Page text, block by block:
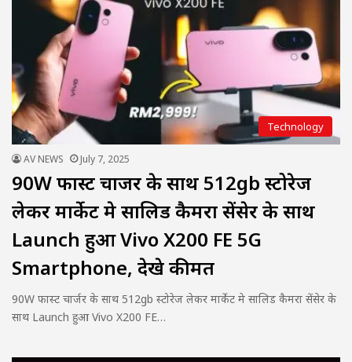
Technology
AV NEWS July 7, 2025
90W फास्ट चार्जर के साथ 512gb स्टोरेज
लेकर मार्केट मे सालिड कैमरा सेंसेर के साथ
Launch हुआ Vivo X200 FE 5G
Smartphone, देखे कीमत
90W फास्ट चार्जर के साथ 512gb स्टोरेज लेकर मार्केट मे सालिड कैमरा सेंसेर के
साथ Launch हुआ Vivo X200 FE…